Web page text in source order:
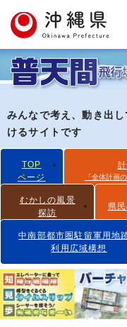
みんなで考え、動き出
けるサイトです
TOP
ページ
「全体計画
むかしの風景
探訪
県
中南部都市圏駐留軍用地
利用広域構想